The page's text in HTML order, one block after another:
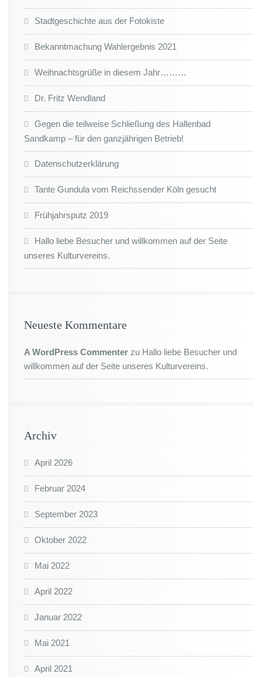
Stadtgeschichte aus der Fotokiste
Bekanntmachung Wahlergebnis 2021
Weihnachtsgrüße in diesem Jahr………
Dr. Fritz Wendland
Gegen die teilweise Schließung des Hallenbad
Sandkamp – für den ganzjährigen Betrieb!
Datenschutzerklärung
Tante Gundula vom Reichssender Köln gesucht
Frühjahrsputz 2019
Hallo liebe Besucher und willkommen auf der Seite
unseres Kulturvereins.
Neueste Kommentare
A WordPress Commenter zu Hallo liebe Besucher und
willkommen auf der Seite unseres Kulturvereins.
Archiv
April 2026
Februar 2024
September 2023
Oktober 2022
Mai 2022
April 2022
Januar 2022
Mai 2021
April 2021